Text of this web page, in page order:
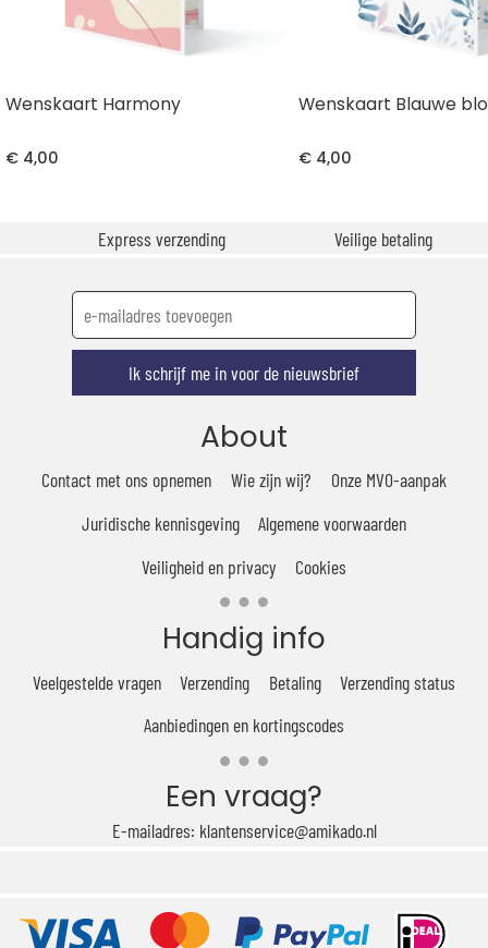
Wenskaart Harmony
€ 4,00
Wenskaart Blauwe
€ 4,00
Express verzending Veilige betaling
Ik schrijf me in voor de nieuwsbrief
About
Contact met ons opnemen Wie zijn wij?
Onze MVO-aanpak
Juridische kennisgeving
Algemene voorwaarden
Veiligheid en privacy
Cookies
Handig info
Veelgestelde vragen Verzending Betaling
Verzending status
Aanbiedingen en kortingscodes
Een vraag?
E-mailadres: klantenservice@amikado.nl